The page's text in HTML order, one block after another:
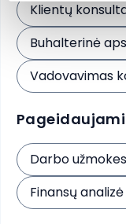
Klientų
Buhalterinė
Vadovavimas
Darbo
Finansų